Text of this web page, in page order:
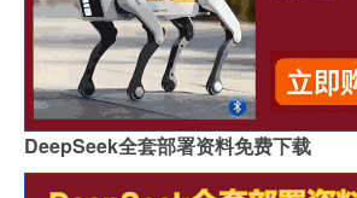
DeepSeek全套部署资料免费下载